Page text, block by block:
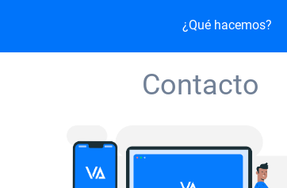
¿Qué hacemos?
Contacto